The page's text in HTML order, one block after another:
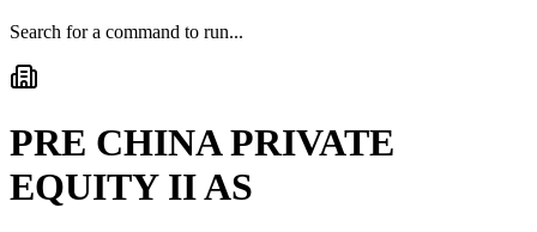
Search for a command to run...
PRE CHINA PRIVATE
EQUITY II AS